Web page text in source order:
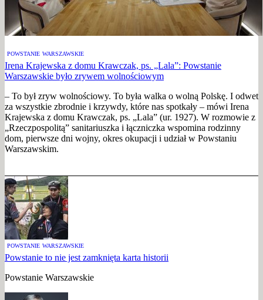
POWSTANIE WARSZAWSKIE
Irena Krajewska z domu Krawczak, ps. „Lala”: Powstanie
Warszawskie było zrywem wolnościowym
– To był zryw wolnościowy. To była walka o wolną Polskę. I odwet
za wszystkie zbrodnie i krzywdy, które nas spotkały – mówi Irena
Krajewska z domu Krawczak, ps. „Lala” (ur. 1927). W rozmowie z
„Rzeczpospolitą” sanitariuszka i łączniczka wspomina rodzinny
dom, pierwsze dni wojny, okres okupacji i udział w Powstaniu
Warszawskim.
POWSTANIE WARSZAWSKIE
Powstanie to nie jest zamknięta karta historii
Powstanie Warszawskie